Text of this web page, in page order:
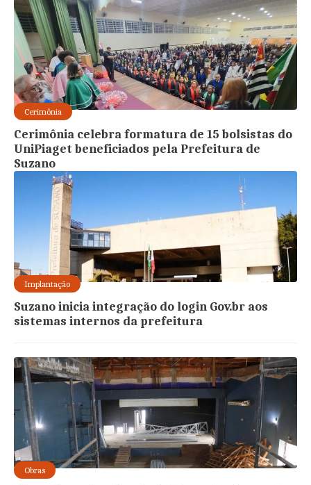
Cerimônia
Cerimônia celebra formatura de 15 bolsistas do
UniPiaget beneficiados pela Prefeitura de
Suzano
Implantação
Suzano inicia integração do login Gov.br aos
sistemas internos da prefeitura
Obras